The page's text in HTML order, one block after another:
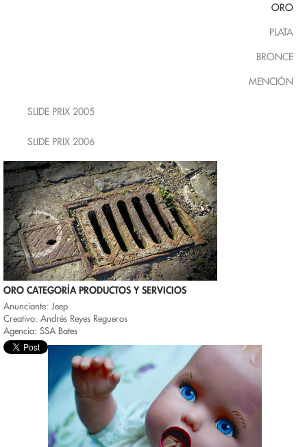
ORO
PLATA
BRONCE
MENCIÓN
SLIDE PRIX 2005
SLIDE PRIX 2006
ORO CATEGORÍA PRODUCTOS Y SERVICIOS
Anunciante: Jeep
Creativo: Andrés Reyes Regueros
Agencia: SSA Bates